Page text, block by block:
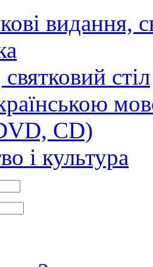
видання,
стіл
CD)
і культура